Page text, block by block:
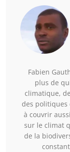
Fabien
plus de
climatique,
des politiques
à couvrir
sur le climat
de la